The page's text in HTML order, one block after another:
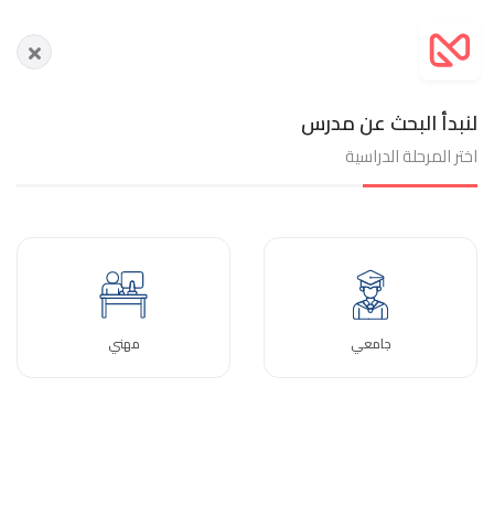
لنبدأ البحث عن مدرس
اختر المرحلة الدراسية
جامعي مهني